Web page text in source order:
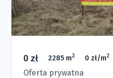
0 zł 2285 m2 0 zł/m2
Oferta prywatna